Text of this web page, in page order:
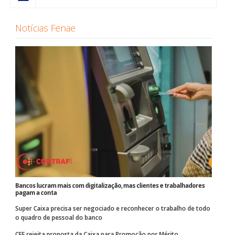
Notícias Fenae
Bancos lucram mais com digitalização, mas clientes e trabalhadores
pagam a conta
Super Caixa precisa ser negociado e reconhecer o trabalho de todo
o quadro de pessoal do banco